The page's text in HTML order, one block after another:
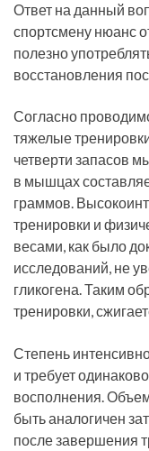
Ответ на данный
спортсмену нюанс
полезно
восстановления
Согласно
тяжелые
четверти запасов
в мышцах
граммов.
тренировки и
весами, как было
исследований, не
гликогена. Таким
тренировки,
Степень
и требует
восполнения.
быть аналогичен
после завершения